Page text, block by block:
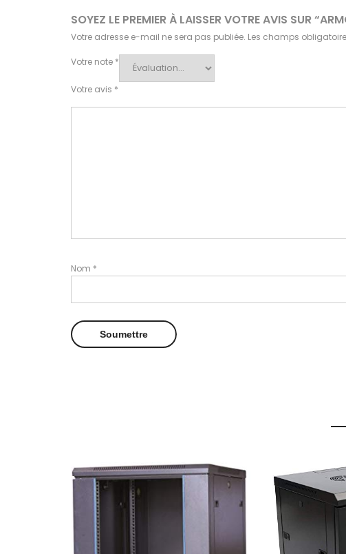
SOYEZ LE PREMIER À LAISSER VOTRE AVIS SUR
Votre adresse e-mail ne sera pas publiée. Les champs
Votre note *
Votre avis *
Nom *